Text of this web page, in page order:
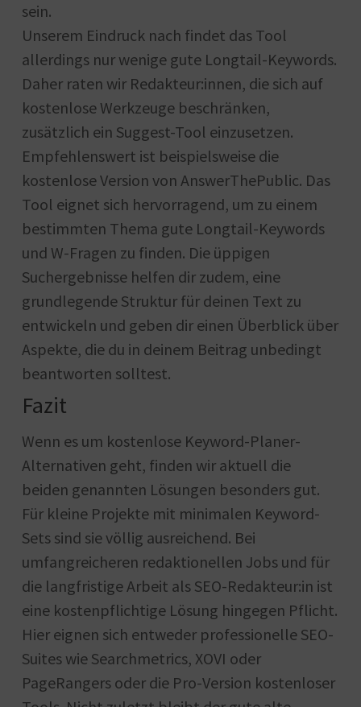
sein.
Unserem Eindruck nach findet das Tool
allerdings nur wenige gute Longtail-Keywords.
Daher raten wir Redakteur:innen, die sich auf
kostenlose Werkzeuge beschränken,
zusätzlich ein Suggest-Tool einzusetzen.
Empfehlenswert ist beispielsweise die
kostenlose Version von AnswerThePublic. Das
Tool eignet sich hervorragend, um zu einem
bestimmten Thema gute Longtail-Keywords
und W-Fragen zu finden. Die üppigen
Suchergebnisse helfen dir zudem, eine
grundlegende Struktur für deinen Text zu
entwickeln und geben dir einen Überblick über
Aspekte, die du in deinem Beitrag unbedingt
beantworten solltest.
Fazit
Wenn es um kostenlose Keyword-Planer-
Alternativen geht, finden wir aktuell die
beiden genannten Lösungen besonders gut.
Für kleine Projekte mit minimalen Keyword-
Sets sind sie völlig ausreichend. Bei
umfangreicheren redaktionellen Jobs und für
die langfristige Arbeit als SEO-Redakteur:in ist
eine kostenpflichtige Lösung hingegen Pflicht.
Hier eignen sich entweder professionelle SEO-
Suites wie Searchmetrics, XOVI oder
PageRangers oder die Pro-Version kostenloser